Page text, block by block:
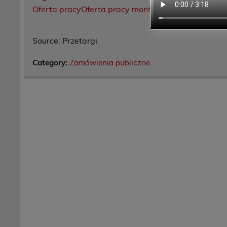
Oferta pracyOferta pracy monter zabudowy i
Source: Przetargi
Category:Zamówienia publiczne